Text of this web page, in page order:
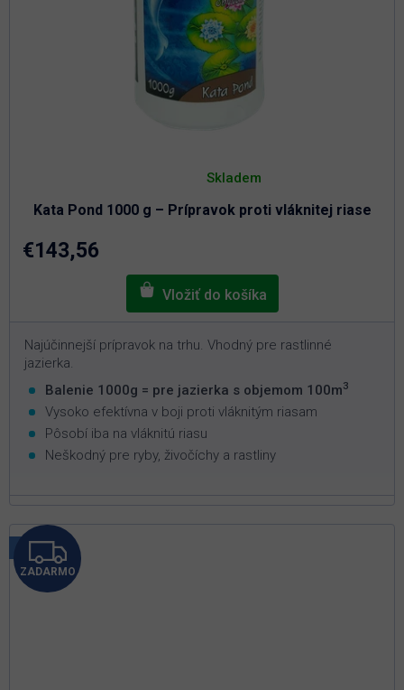
Kata Pond 1000 g – Prípravok proti vláknitej riase
hodnotenie
je
5,0
Skladem
€143,56
Najúčinnejší prípravok na trhu. Vhodný pre rastlinné
jazierka.
Balenie 1000g = pre jazierka s objemom 100m3
Vysoko efektívna v boji proti vláknitým riasam
Pôsobí iba na vláknitú riasu
Neškodný pre ryby, živočíchy a rastliny
Tip
Z
A
ZADARMO